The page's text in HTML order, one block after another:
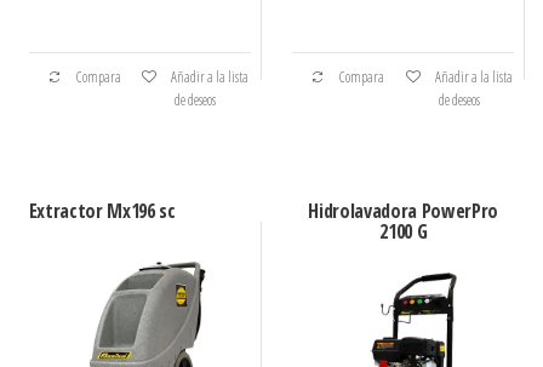
Compara
Añadir a la lista
de deseos
Compara
Añadir a la lista
de deseos
Extractor Mx196 sc Hidrolavadora PowerPro
2100 G